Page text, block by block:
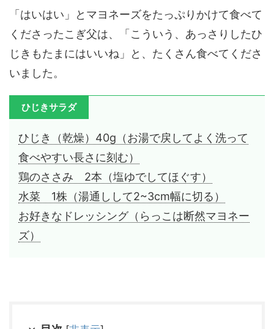
「はいはい」とマヨネーズをたっぷりかけて食べて
くださったこぎ父は、「こういう、あっさりしたひ
じきもたまにはいいね」と、たくさん食べてくださ
いました。
ひじきサラダ
ひじき（乾燥）40g（お湯で戻してよく洗って
食べやすい長さに刻む）
鶏のささみ 2本（塩ゆでしてほぐす）
水菜 1株（湯通しして2~3cm幅に切る）
お好きなドレッシング（らっこは断然マヨネー
ズ）